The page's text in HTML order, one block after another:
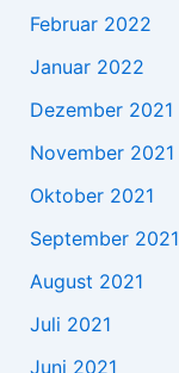
Februar 2022
Januar 2022
Dezember 2021
November 2021
Oktober 2021
September 2021
August 2021
Juli 2021
Juni 2021